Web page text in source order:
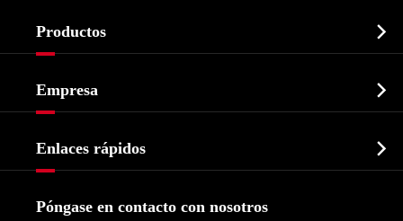
Productos 
Bioquímico
Agroquímicos e intermedios
Ingredientes Cosméticos
Empresa 
Historia de la empresa
Enlaces rápidos 
Póngase en contacto con nosotros